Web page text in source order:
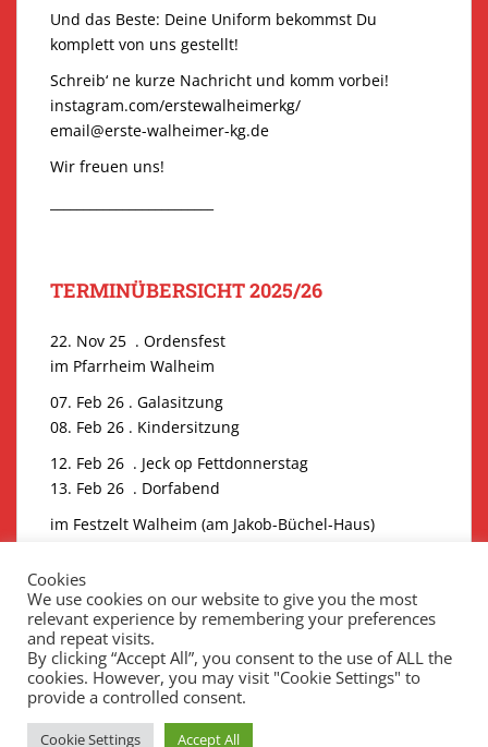
Und das Beste: Deine Uniform bekommst Du
komplett von uns gestellt!
Schreib‘ ne kurze Nachricht und komm vorbei!
instagram.com/erstewalheimerkg/
email@erste-walheimer-kg.de
Wir freuen uns!
TERMINÜBERSICHT 2025/26
22. Nov 25 . Ordensfest
im Pfarrheim Walheim
07. Feb 26 . Galasitzung
08. Feb 26 . Kindersitzung
12. Feb 26 . Jeck op Fettdonnerstag
13. Feb 26 . Dorfabend
im Festzelt Walheim (am Jakob-Büchel-Haus)
eintrittskarten@erste-walheimer-kg.de
_________________________
Cookies
We use cookies on our website to give you the most
relevant experience by remembering your preferences
and repeat visits.
By clicking “Accept All”, you consent to the use of ALL the
cookies. However, you may visit "Cookie Settings" to
provide a controlled consent.
Cookie Settings Accept All